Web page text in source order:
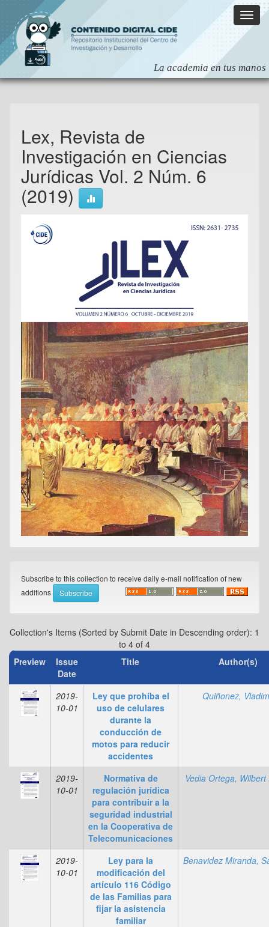
navigation
Lex, Revista de
Investigación en Ciencias
Jurídicas Vol. 2 Núm. 6
(2019)
Subscribe to this collection to receive daily e-mail notification of new
additions
Collection's Items (Sorted by Submit Date in Descending order): 1
to 4 of 4
Preview
Issue
Date
Title Author(s)
2019-
10-01
Ley que prohíba el
uso de celulares
durante la
conducción de
motos para reducir
accidentes
Quiñonez,
2019-
10-01
Normativa de
regulación jurídica
para contribuir a la
seguridad industrial
en la Cooperativa de
Telecomunicaciones
Vedia Ortega, Wilbert
2019-
10-01
Ley para la
modificación del
artículo 116 Código
de las Familias para
fijar la asistencia
familiar